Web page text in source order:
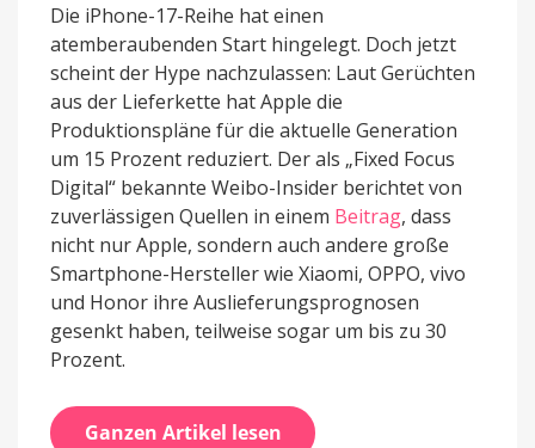
Die iPhone-17-Reihe hat einen
atemberaubenden Start hingelegt. Doch jetzt
scheint der Hype nachzulassen: Laut Gerüchten
aus der Lieferkette hat Apple die
Produktionspläne für die aktuelle Generation
um 15 Prozent reduziert. Der als „Fixed Focus
Digital“ bekannte Weibo-Insider berichtet von
zuverlässigen Quellen in einem Beitrag, dass
nicht nur Apple, sondern auch andere große
Smartphone-Hersteller wie Xiaomi, OPPO, vivo
und Honor ihre Auslieferungsprognosen
gesenkt haben, teilweise sogar um bis zu 30
Prozent.
Ganzen Artikel lesen